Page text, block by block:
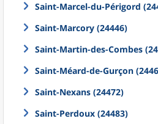
Saint-Marcel-du-Périgord
Saint-Marcory (24446)
Saint-Martin-des-Combes
Saint-Méard-de-Gurçon
Saint-Nexans (24472)
Saint-Perdoux (24483)